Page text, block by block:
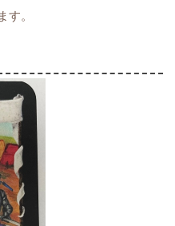
す。